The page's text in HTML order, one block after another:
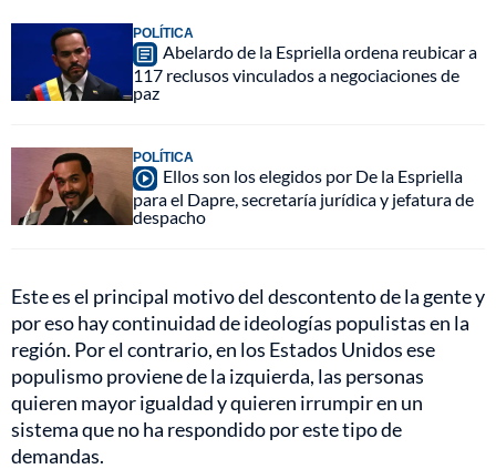
POLÍTICA
Abelardo de la Espriella ordena reubicar a
117 reclusos vinculados a negociaciones de
paz
POLÍTICA
Ellos son los elegidos por De la Espriella
para el Dapre, secretaría jurídica y jefatura de
despacho
Este es el principal motivo del descontento de la gente y
por eso hay continuidad de ideologías populistas en la
región. Por el contrario, en los Estados Unidos ese
populismo proviene de la izquierda, las personas
quieren mayor igualdad y quieren irrumpir en un
sistema que no ha respondido por este tipo de
demandas.